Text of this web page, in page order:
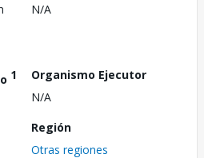
N/A
1
Organismo Ejecutor
N/A
Región
Otras regiones